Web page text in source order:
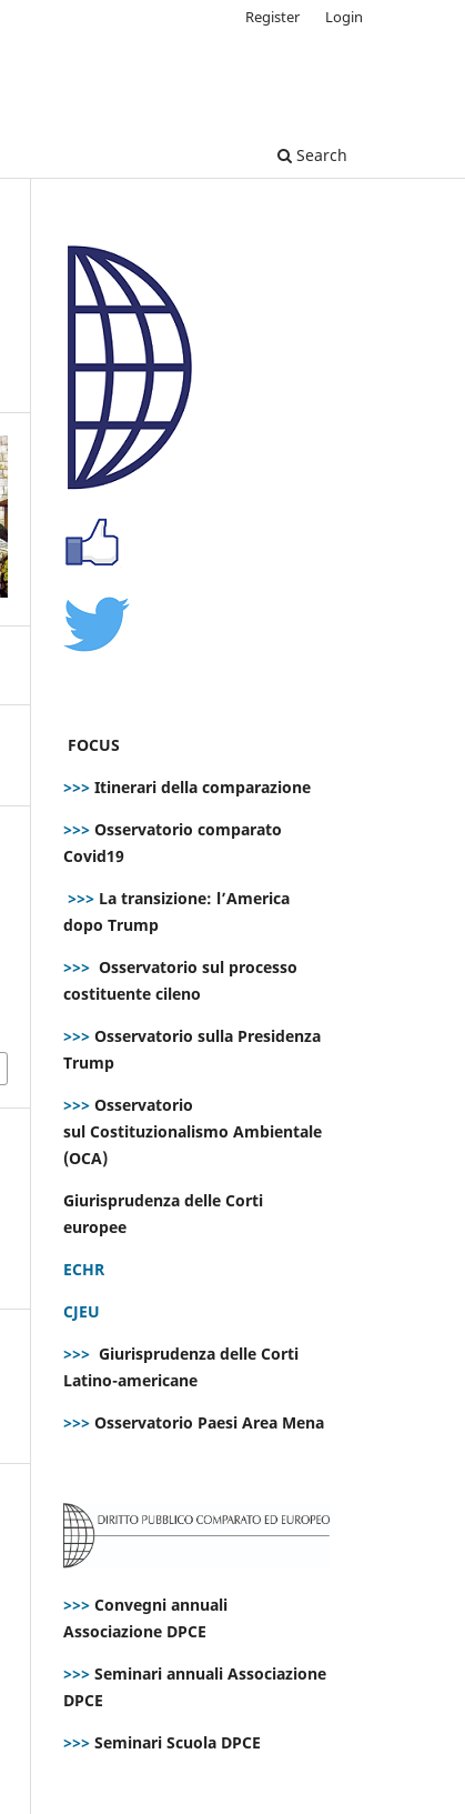
Search
Register Login
FOCUS
>>> Itinerari della comparazione
>>> Osservatorio comparato
Covid19
>>> La transizione: l’America
dopo Trump
>>> Osservatorio sul processo
costituente cileno
>>> Osservatorio sulla Presidenza
Trump
>>> Osservatorio
sul Costituzionalismo Ambientale
(OCA)
Giurisprudenza delle Corti
europee
ECHR
CJEU
>>> Giurisprudenza delle Corti
Latino-americane
>>> Osservatorio Paesi Area Mena
>>> Convegni annuali
Associazione DPCE
>>> Seminari annuali Associazione
DPCE
>>> Seminari Scuola DPCE